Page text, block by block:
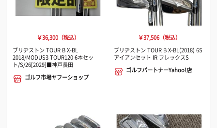
￥36,300（税込）
ブリヂストン TOUR B X-BL
2018/MODUS3 TOUR120 6本セッ
ト/S/26[2029]■神戸長田
ゴルフ市場ヤフーショップ
￥37,506（税込）
ブリヂストン TOUR B X-BL(2018) 6S
アイアンセット IR フレックスS
ゴルフパートナーYahoo!店